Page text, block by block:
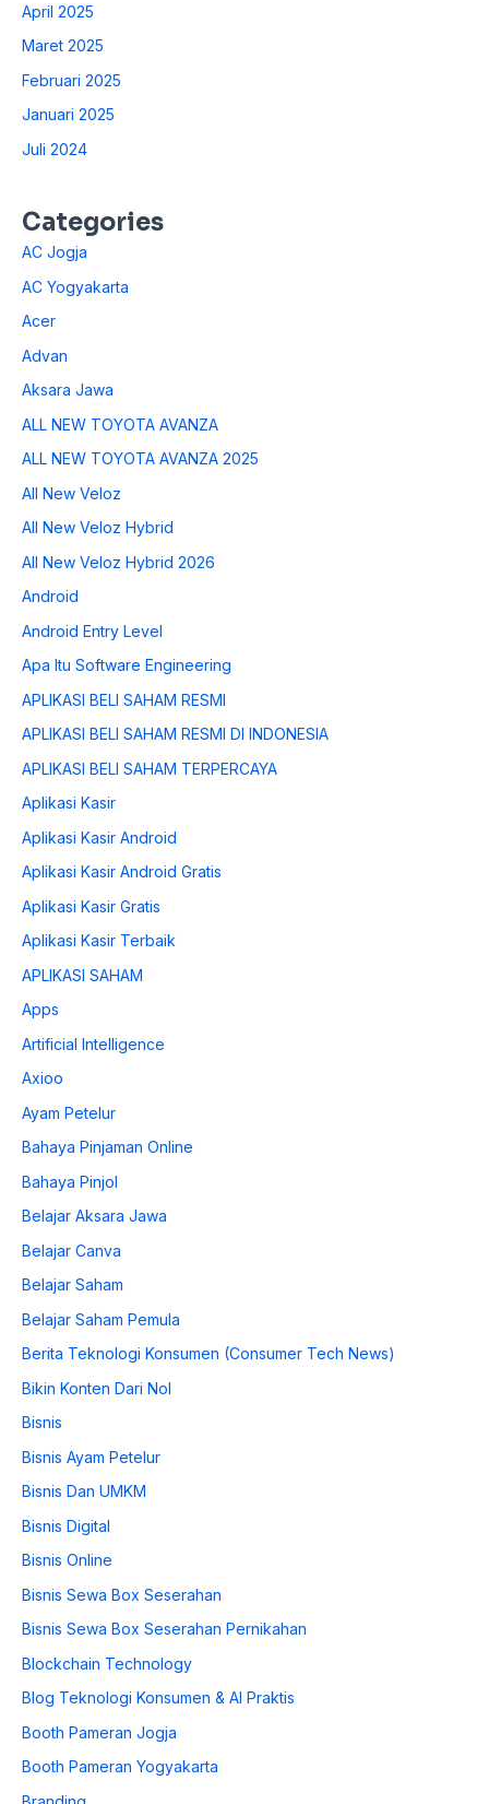
April 2025
Maret 2025
Februari 2025
Januari 2025
Juli 2024
Categories
AC Jogja
AC Yogyakarta
Acer
Advan
Aksara Jawa
ALL NEW TOYOTA AVANZA
ALL NEW TOYOTA AVANZA 2025
All New Veloz
All New Veloz Hybrid
All New Veloz Hybrid 2026
Android
Android Entry Level
Apa Itu Software Engineering
APLIKASI BELI SAHAM RESMI
APLIKASI BELI SAHAM RESMI DI INDONESIA
APLIKASI BELI SAHAM TERPERCAYA
Aplikasi Kasir
Aplikasi Kasir Android
Aplikasi Kasir Android Gratis
Aplikasi Kasir Gratis
Aplikasi Kasir Terbaik
APLIKASI SAHAM
Apps
Artificial Intelligence
Axioo
Ayam Petelur
Bahaya Pinjaman Online
Bahaya Pinjol
Belajar Aksara Jawa
Belajar Canva
Belajar Saham
Belajar Saham Pemula
Berita Teknologi Konsumen (Consumer Tech News)
Bikin Konten Dari Nol
Bisnis
Bisnis Ayam Petelur
Bisnis Dan UMKM
Bisnis Digital
Bisnis Online
Bisnis Sewa Box Seserahan
Bisnis Sewa Box Seserahan Pernikahan
Blockchain Technology
Blog Teknologi Konsumen & AI Praktis
Booth Pameran Jogja
Booth Pameran Yogyakarta